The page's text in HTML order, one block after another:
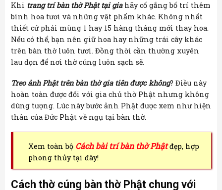
Khi trang trí bàn thờ Phật tại giahãy cố gắng bố trí thêm
bình hoa tươi và những vật phẩm khác. Không nhất
thiết cứ phải mùng 1 hay 15 hàng tháng mới thay hoa.
Nếu có thể, bạn nên giữ hoa hay những trái cây khác
trên bàn thờ luôn tươi. Đồng thời cần thường xuyên
lau dọn để nơi thờ cúng luôn sạch sẽ.
Treo ảnh Phật trên bàn thờ gia tiên được không? Điều này
hoàn toàn được đối với gia chủ thờ Phật nhưng không
dùng tượng. Lúc này bước ảnh Phật được xem như hiện
thân của Đức Phật về ngụ tại bàn thờ.
Xem toàn bộ Cách bài trí bàn thờ Phậtđẹp, hợp
phong thủy tại đây!
Cách thờ cúng bàn thờ Phật chung với